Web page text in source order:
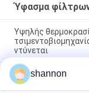
Ύφασμα
Υψηλής
ντύνεται
Τσάντα συλλεκτών
για τη βιομηχανία
shannon